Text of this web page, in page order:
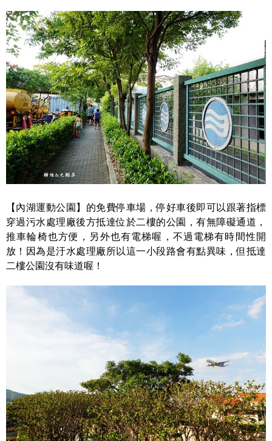
【內湖運動公園】的免費停車場，停好車後即可以跟著指標
穿過污水處理廠後方抵達位於二樓的公園，有無障礙通道，
推車輪椅也方便，另外也有電梯喔，不過電梯有時間性開
放！因為是汙水處理廠所以這一小段路會有點異味，但抵達
二樓公園沒有味道喔！